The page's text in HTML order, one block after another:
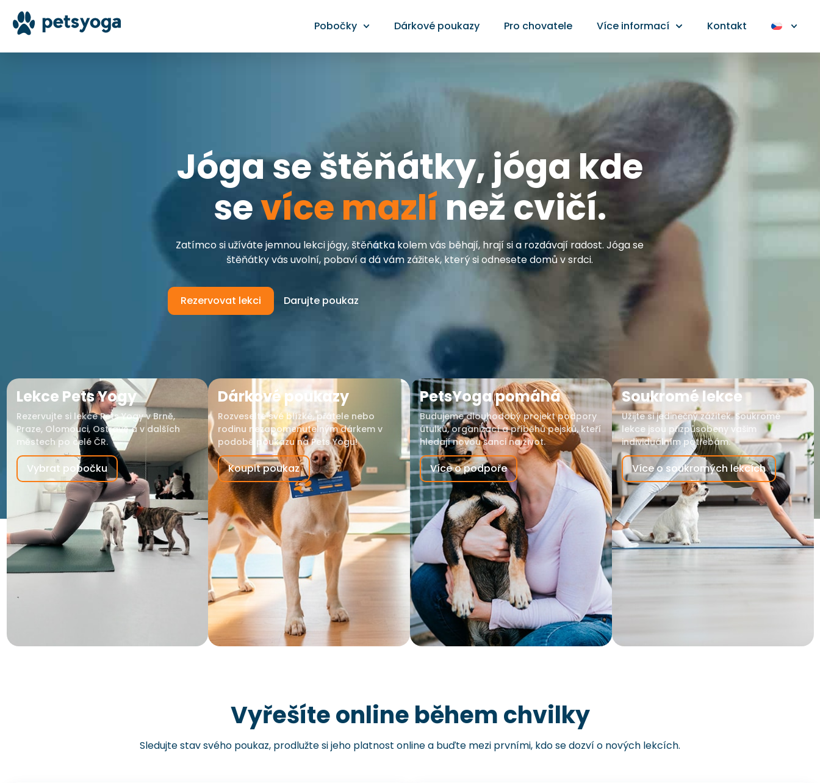
Pobočky Dárkové poukazy Pro chovatele Více informací Kontakt
Jóga se štěňátky, jóga kde
sevíce mazlí než cvičí.
Zatímco si užíváte jemnou lekci jógy, štěňátka kolem vás běhají, hrají si a rozdávají radost. Jóga se
štěňátky vás uvolní, pobaví a dá vám zážitek, který si odnesete domů v srdci.
Rezervovat lekci Darujte poukaz
Lekce Pets Yogy
Rezervujte si lekce Pets Yogy v Brně,
Praze, Olomouci, Ostravě a v dalších
městech po celé ČR.
Vybrat pobočku
Dárkové poukazy
Rozveselte své blízké, přátele nebo
rodinu nezapomenutelným dárkem v
podobě poukazu na Pets Yogu!
Koupit poukaz
PetsYoga pomáhá
Budujeme dlouhodobý projekt podpory
útulků, organizací a příběhů pejsků, kteří
hledají novou šanci na život.
Více o podpoře
Soukromé lekce
Užijte si jedinečný zážitek. Soukromé
lekce jsou přizpůsobeny vašim
individuálním potřebám.
Více o soukromých lekcích
Vyřešíte online během chvilky
Sledujte stav svého poukaz, prodlužte si jeho platnost online a buďte mezi prvními, kdo se dozví o nových lekcích.